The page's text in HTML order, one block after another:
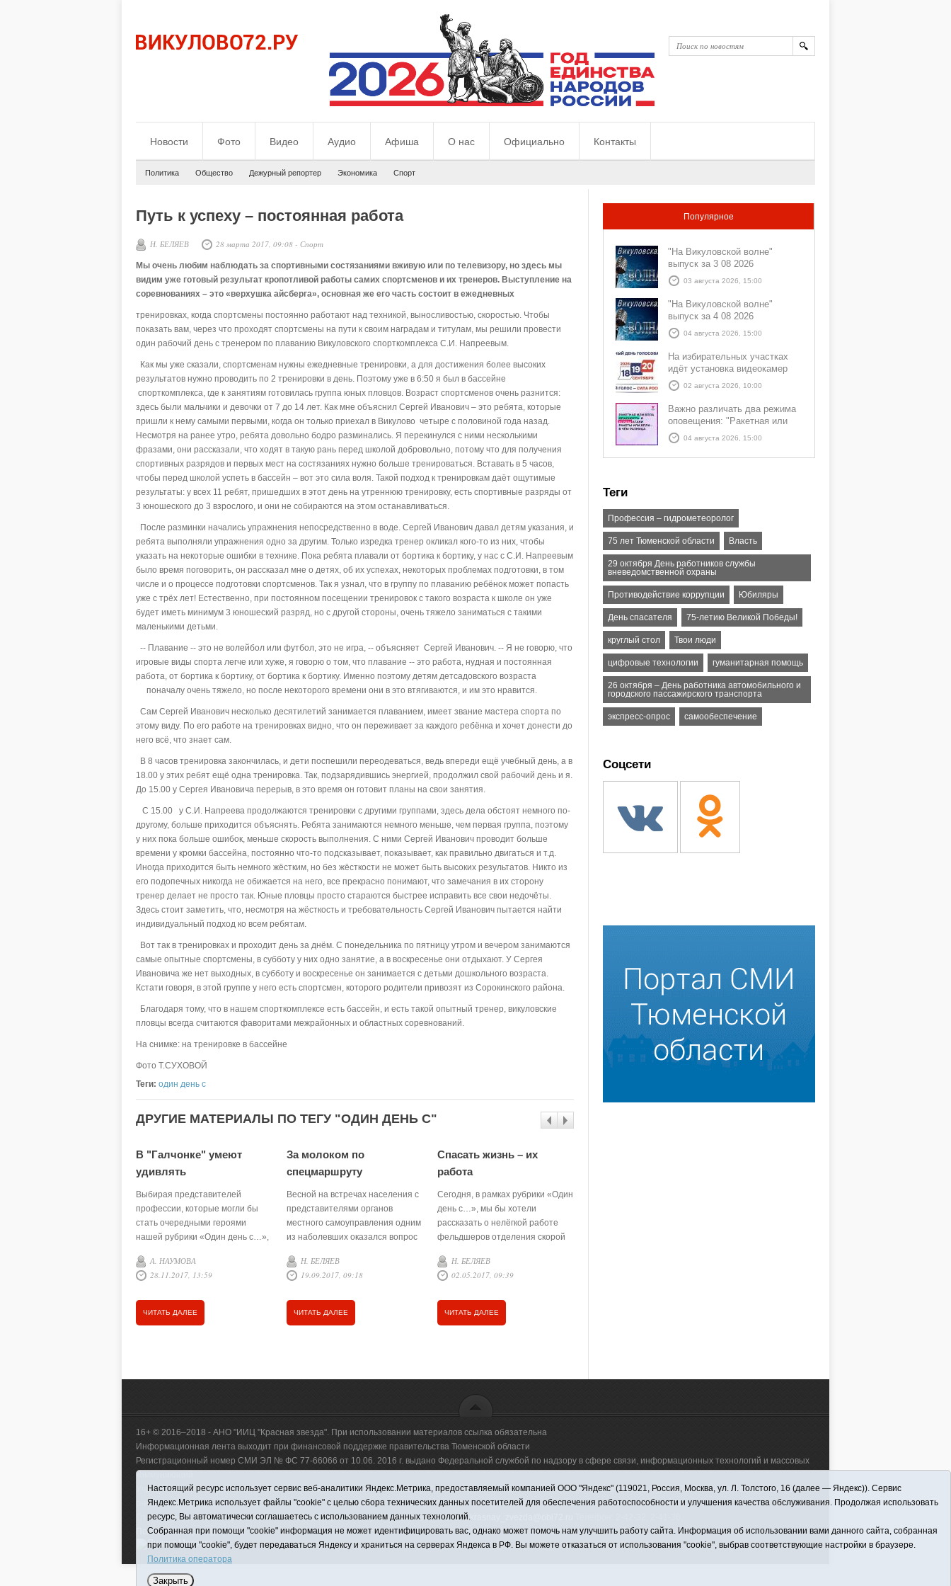
Новости Фото Видео Аудио Афиша О нас Официально Контакты
Политика Общество Дежурный репортер Экономика Спорт
Путь к успеху – постоянная работа
Н. БЕЛЯЕВ 28 марта 2017, 09:08 - Спорт
Мы очень любим наблюдать за спортивными состязаниями вживую или по телевизору, но здесь мы
видим уже готовый результат кропотливой работы самих спортсменов и их тренеров. Выступление на
соревнованиях – это «верхушка айсберга», основная же его часть состоит в ежедневных
тренировках, когда спортсмены постоянно работают над техникой, выносливостью, скоростью. Чтобы
показать вам, через что проходят спортсмены на пути к своим наградам и титулам, мы решили провести
один рабочий день с тренером по плаванию Викуловского спорткомплекса С.И. Напреевым.
Как мы уже сказали, спортсменам нужны ежедневные тренировки, а для достижения более высоких
результатов нужно проводить по 2 тренировки в день. Поэтому уже в 6:50 я был в бассейне
спорткомплекса, где к занятиям готовилась группа юных пловцов. Возраст спортсменов очень разнится:
здесь были мальчики и девочки от 7 до 14 лет. Как мне объяснил Сергей Иванович – это ребята, которые
пришли к нему самыми первыми, когда он только приехал в Викулово четыре с половиной года назад.
Несмотря на ранее утро, ребята довольно бодро разминались. Я перекинулся с ними несколькими
фразами, они рассказали, что ходят в такую рань перед школой добровольно, потому что для получения
спортивных разрядов и первых мест на состязаниях нужно больше тренироваться. Вставать в 5 часов,
чтобы перед школой успеть в бассейн – вот это сила воля. Такой подход к тренировкам даёт ощутимые
результаты: у всех 11 ребят, пришедших в этот день на утреннюю тренировку, есть спортивные разряды от
3 юношеского до 3 взрослого, и они не собираются на этом останавливаться.
После разминки начались упражнения непосредственно в воде. Сергей Иванович давал детям указания, и
ребята выполняли упражнения одно за другим. Только изредка тренер окликал кого-то из них, чтобы
указать на некоторые ошибки в технике. Пока ребята плавали от бортика к бортику, у нас с С.И. Напреевым
было время поговорить, он рассказал мне о детях, об их успехах, некоторых проблемах подготовки, в том
числе и о процессе подготовки спортсменов. Так я узнал, что в группу по плаванию ребёнок может попасть
уже с трёх лет! Естественно, при постоянном посещении тренировок с такого возраста к школе он уже
будет иметь минимум 3 юношеский разряд, но с другой стороны, очень тяжело заниматься с такими
маленькими детьми.
-- Плавание -- это не волейбол или футбол, это не игра, -- объясняет Сергей Иванович. -- Я не говорю, что
игровые виды спорта легче или хуже, я говорю о том, что плавание -- это работа, нудная и постоянная
работа, от бортика к бортику, от бортика к бортику. Именно поэтому детям детсадовского возраста
поначалу очень тяжело, но после некоторого времени они в это втягиваются, и им это нравится.
Сам Сергей Иванович несколько десятилетий занимается плаванием, имеет звание мастера спорта по
этому виду. По его работе на тренировках видно, что он переживает за каждого ребёнка и хочет донести до
него всё, что знает сам.
В 8 часов тренировка закончилась, и дети поспешили переодеваться, ведь впереди ещё учебный день, а в
18.00 у этих ребят ещё одна тренировка. Так, подзарядившись энергией, продолжил свой рабочий день и я.
До 15.00 у Сергея Ивановича перерыв, в это время он готовит планы на свои занятия.
С 15.00 у С.И. Напреева продолжаются тренировки с другими группами, здесь дела обстоят немного по-
другому, больше приходится объяснять. Ребята занимаются немного меньше, чем первая группа, поэтому
у них пока больше ошибок, меньше скорость выполнения. С ними Сергей Иванович проводит больше
времени у кромки бассейна, постоянно что-то подсказывает, показывает, как правильно двигаться и т.д.
Иногда приходится быть немного жёстким, но без жёсткости не может быть высоких результатов. Никто из
его подопечных никогда не обижается на него, все прекрасно понимают, что замечания в их сторону
тренер делает не просто так. Юные пловцы просто стараются быстрее исправить все свои недочёты.
Здесь стоит заметить, что, несмотря на жёсткость и требовательность Сергей Иванович пытается найти
индивидуальный подход ко всем ребятам.
Вот так в тренировках и проходит день за днём. С понедельника по пятницу утром и вечером занимаются
самые опытные спортсмены, в субботу у них одно занятие, а в воскресенье они отдыхают. У Сергея
Ивановича же нет выходных, в субботу и воскресенье он занимается с детьми дошкольного возраста.
Кстати говоря, в этой группе у него есть спортсмен, которого родители привозят из Сорокинского района.
Благодаря тому, что в нашем спорткомплексе есть бассейн, и есть такой опытный тренер, викуловские
пловцы всегда считаются фаворитами межрайонных и областных соревнований.
На снимке: на тренировке в бассейне
Фото Т.СУХОВОЙ
Теги: один день с
ДРУГИЕ МАТЕРИАЛЫ ПО ТЕГУ "ОДИН ДЕНЬ С"
В "Галчонке" умеют
удивлять
Выбирая представителей
профессии, которые могли бы
стать очередными героями
нашей рубрики «Один день с…»,
торговли. Потому что с работой
продавцов каждый из нас
ежедневно. Какими бы новыми
технологиями не были оснащены
А. НАУМОВА
28.11.2017, 13:59
ЧИТАТЬ ДАЛЕЕ
За молоком по
спецмаршруту
Весной на встречах населения с
представителями органов
местного самоуправления одним
из наболевших оказался вопрос
районе этим важным делом уже
много лет занимается СПССК
Н. БЕЛЯЕВ
19.09.2017, 09:18
ЧИТАТЬ ДАЛЕЕ
Спасать жизнь – их
работа
Сегодня, в рамках рубрики «Один
день с…», мы бы хотели
рассказать о нелёгкой работе
фельдшеров отделения скорой
Н. БЕЛЯЕВ
02.05.2017, 09:39
ЧИТАТЬ ДАЛЕЕ
Популярное
"На Викуловской волне"
выпуск за 3 08 2026
03 августа 2026, 15:00
"На Викуловской волне"
выпуск за 4 08 2026
04 августа 2026, 15:00
На избирательных участках
идёт установка видеокамер
02 августа 2026, 10:00
Важно различать два режима
оповещения: "Ракетная или
БПЛА опасность" и "Угроза
атаки ракеты или БПЛА"
04 августа 2026, 15:00
Теги
Профессия – гидрометеоролог
75 лет Тюменской области Власть
29 октября День работников службы
вневедомственной охраны
Противодействие коррупции Юбиляры
День спасателя 75-летию Великой Победы!
круглый стол Твои люди
цифровые технологии гуманитарная помощь
26 октября – День работника автомобильного и
городского пассажирского транспорта
экспресс-опрос самообеспечение
Соцсети
16+ © 2016–2018 - АНО "ИИЦ "Красная звезда". При использовании материалов ссылка обязательна
Информационная лента выходит при финансовой поддержке правительства Тюменской области
Регистрационный номер СМИ ЭЛ № ФС 77-66066 от 10.06. 2016 г. выдано Федеральной службой по надзору в сфере связи, информационных технологий и массовых
коммуникаций.
Учредитель (соучредители) Автономная некоммерческая организация "Информационно-издательский центр "Красная звезда"" (627570, Тюменская обл., Викуловский
р-н, с. Викулово, ул. Ленина, д. 5).
Главный редактор Антюхова Светлана Владимировна. Адрес электронной почты:krasnay_zvezda@obl72.ru
Политика оператора|RSS
Настоящий ресурс использует сервис веб-аналитики Яндекс.Метрика, предоставляемый компанией ООО "Яндекс" (119021, Россия, Москва, ул. Л. Толстого, 16 (далее — Яндекс)). Сервис
Яндекс.Метрика использует файлы "cookie" с целью сбора технических данных посетителей для обеспечения работоспособности и улучшения качества обслуживания. Продолжая использовать
ресурс, Вы автоматически соглашаетесь с использованием данных технологий.
Собранная при помощи "cookie" информация не может идентифицировать вас, однако может помочь нам улучшить работу сайта. Информация об использовании вами данного сайта, собранная
при помощи "cookie", будет передаваться Яндексу и храниться на серверах Яндекса в РФ. Вы можете отказаться от использования "cookie", выбрав соответствующие настройки в браузере.
Политика оператора
Закрыть